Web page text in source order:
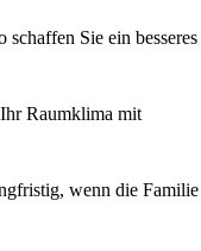
Sie ein besseres
Raumklima mit
wenn die Familie